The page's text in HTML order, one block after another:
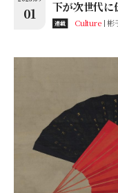
01 下が次世代に
連載 Culture 彬